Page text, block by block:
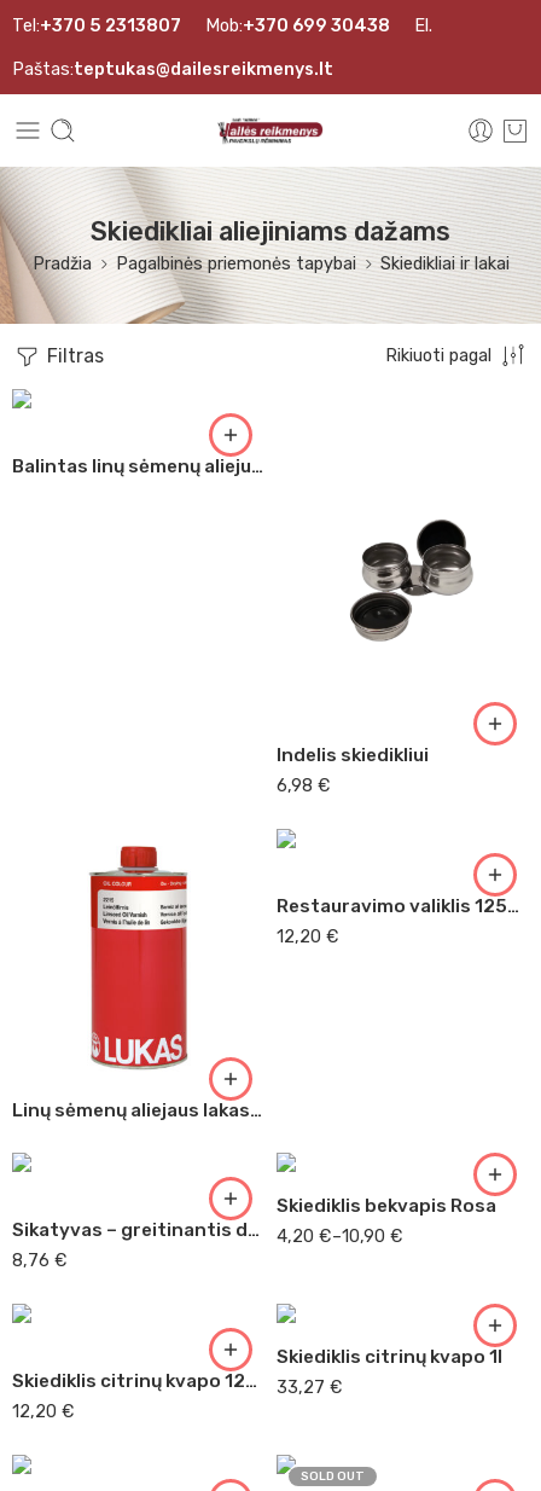
Tel:+370 5 2313807 Mob:+370 699 30438 El.
Paštas:teptukas@dailesreikmenys.lt
Skiedikliai aliejiniams dažams
Pradžia Pagalbinės priemonės tapybai Skiedikliai ir lakai
Filtras Rikiuoti pagal
Balintas linų sėmenų aliejus 1l ( 2212 )
Indelis skiedikliui
6,98 €
Linų sėmenų aliejaus lakas 1l ( 2215 )
Restauravimo valiklis 125ml (2245 )
12,20 €
Sikatyvas – greitinantis dažų džiūvimą
8,76 €
Skiediklis bekvapis Rosa
4,20 €–10,90 €
Skiediklis citrinų kvapo 125ml ( 2214 )
12,20 €
Skiediklis citrinų kvapo 1l
33,27 €
SOLD OUT